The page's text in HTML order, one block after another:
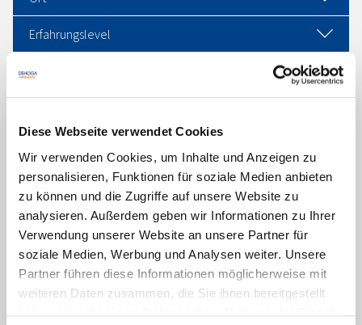
Diese Webseite verwendet Cookies
Wir verwenden Cookies, um Inhalte und Anzeigen zu
personalisieren, Funktionen für soziale Medien anbieten
zu können und die Zugriffe auf unsere Website zu
analysieren. Außerdem geben wir Informationen zu Ihrer
Verwendung unserer Website an unsere Partner für
soziale Medien, Werbung und Analysen weiter. Unsere
Partner führen diese Informationen möglicherweise mit
weiteren Daten zusammen, die Sie ihnen bereitgestellt
Erfahrungslevel
Link teilen
205 Suchergebnisse gefunden
Leider wurden keine Ergebnisse gefunden!